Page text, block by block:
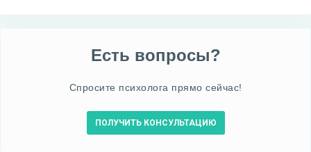
Есть вопросы?
Спросите психолога прямо сейчас!
ПОЛУЧИТЬ КОНСУЛЬТАЦИЮ